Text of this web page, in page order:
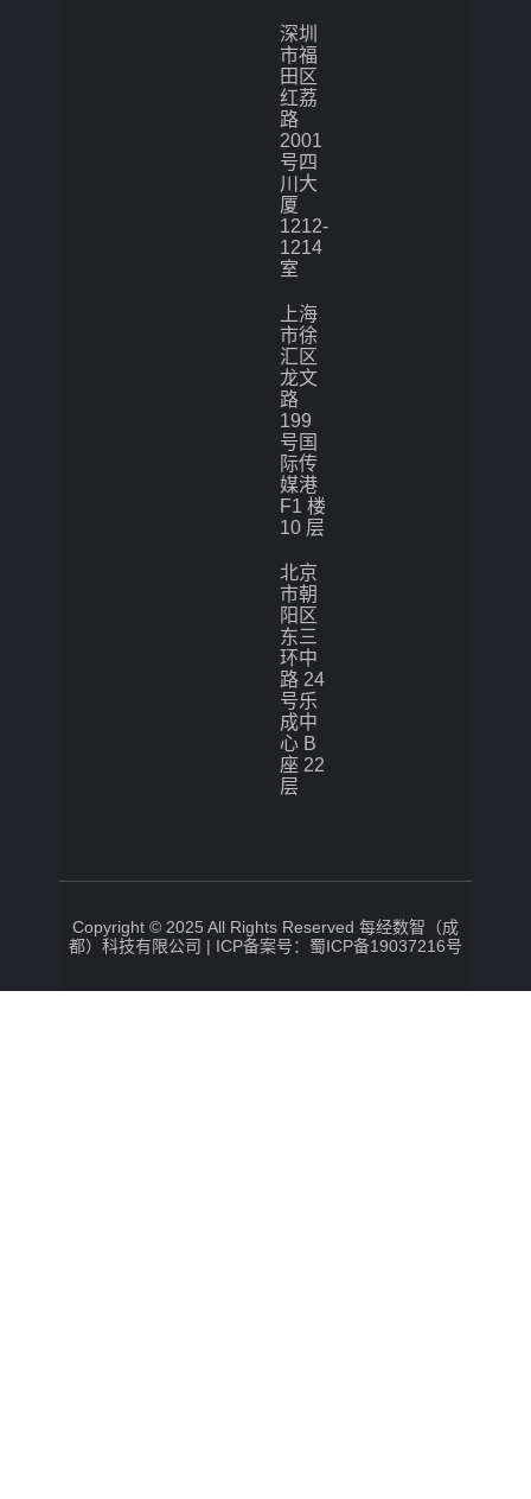
深圳
市福
田区
红荔
路
2001
号四
川大
厦
1212-
1214
室
上海
市徐
汇区
龙文
路
199
号国
际传
媒港
F1 楼
10 层
北京
市朝
阳区
东三
环中
路 24
号乐
成中
心 B
座 22
层
Copyright © 2025 All Rights Reserved 每经数智（成
都）科技有限公司 | ICP备案号：蜀ICP备19037216号